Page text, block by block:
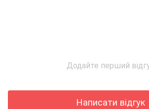
Додайте перший
Написати відгук